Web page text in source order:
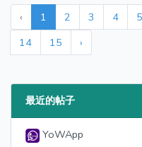
‹ 1 2 3 4 5
14
15 ›
最近的帖子
YoWApp